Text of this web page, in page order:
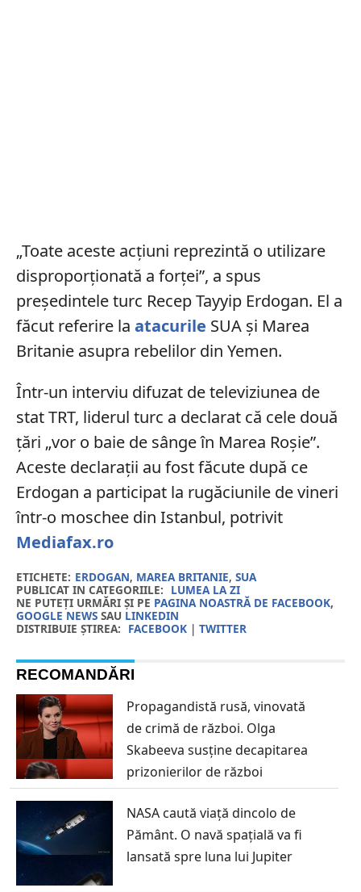
„Toate aceste acţiuni reprezintă o utilizare
disproporţionată a forţei”, a spus
preşedintele turc Recep Tayyip Erdogan. El a
făcut referire la atacurile SUA şi Marea
Britanie asupra rebelilor din Yemen.
Într-un interviu difuzat de televiziunea de
stat TRT, liderul turc a declarat că cele două
țări „vor o baie de sânge în Marea Roşie”.
Aceste declarații au fost făcute după ce
Erdogan a participat la rugăciunile de vineri
într-o moschee din Istanbul, potrivit
Mediafax.ro
ETICHETE: ERDOGAN, MAREA BRITANIE, SUA
PUBLICAT IN CATEGORIILE: LUMEA LA ZI
NE PUTEȚI URMĂRI ȘI PE PAGINA NOASTRĂ DE FACEBOOK,
GOOGLE NEWSSAU LINKEDIN
DISTRIBUIE ȘTIREA: FACEBOOK| TWITTER
RECOMANDĂRI
Propagandistă rusă, vinovată
de crimă de război. Olga
Skabeeva susține decapitarea
prizonierilor de război
NASA caută viață dincolo de
Pământ. O navă spațială va fi
lansată spre luna lui Jupiter